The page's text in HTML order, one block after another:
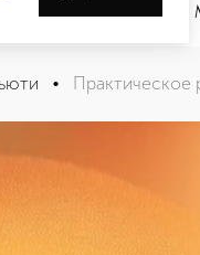
Парфюмерия
• Практическое